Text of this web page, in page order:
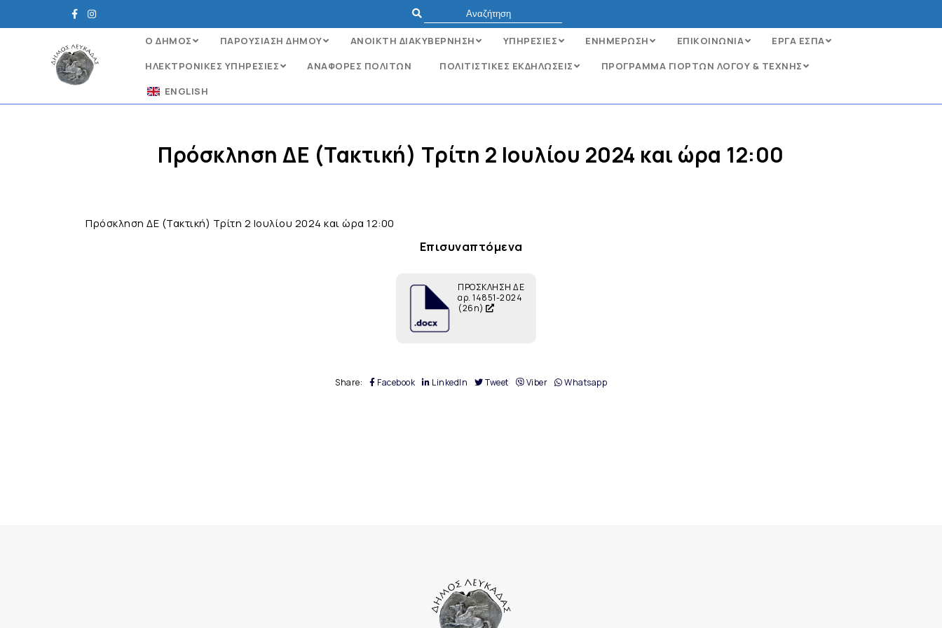
Ο ΔΗΜΟΣ ΠΑΡΟΥΣΙΑΣΗ ΔΗΜΟΥ ΑΝΟΙΚΤΗ ΔΙΑΚΥΒΕΡΝΗΣΗ ΥΠΗΡΕΣΙΕΣ ΕΝΗΜΕΡΩΣΗ ΕΠΙΚΟΙΝΩΝΙΑ
ΕΡΓΑ ΕΣΠΑ
ΗΛΕΚΤΡΟΝΙΚΈΣ ΥΠΗΡΕΣΊΕΣ
ΑΝΑΦΟΡΈΣ ΠΟΛΙΤΏΝ ΠΟΛΙΤΙΣΤΙΚΕΣ ΕΚΔΗΛΩΣΕΙΣ
ΠΡΟΓΡΑΜΜΑ ΓΙΟΡΤΩΝ ΛΟΓΟΥ & ΤΕΧΝΗΣ
ENGLISH
Πρόσκληση ΔΕ (Τακτική) Τρίτη 2 Ιουλίου 2024 και ώρα 12:00
Πρόσκληση ΔΕ (Τακτική) Τρίτη 2 Ιουλίου 2024 και ώρα 12:00
Επισυναπτόμενα
ΠΡΟΣΚΛΗΣΗ ΔΕ
αρ. 14851-2024
(26η)
Share: Facebook LinkedIn Tweet Viber Whatsapp